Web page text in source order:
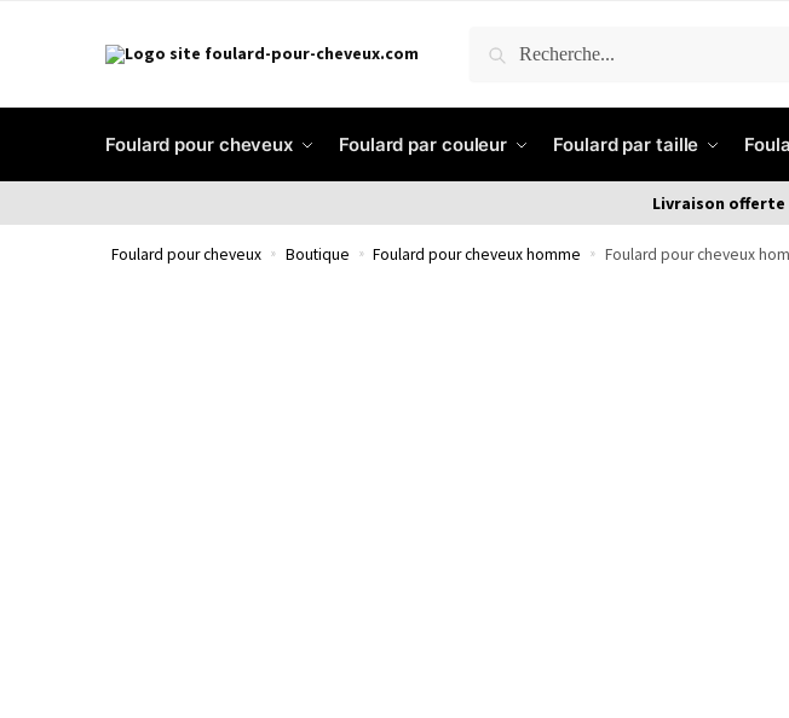
RECHERCHE
Foulard pour cheveux Foulard par couleur Foulard par taille
Livraison offerte
Foulard pour cheveux » Boutique » Foulard pour cheveux homme » Foulard pour cheveux